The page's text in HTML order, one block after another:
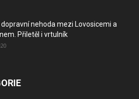
nehoda mezi Lovosicemi a
Přiletěl i vrtulník